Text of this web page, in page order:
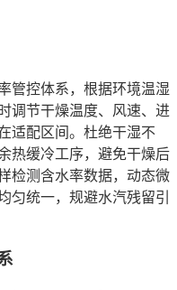
管控体系，根据环境温湿
调节干燥温度、风速、进
适配区间。杜绝干湿不
热缓冷工序，避免干燥后
检测含水率数据，动态微
匀统一，规避水汽残留引